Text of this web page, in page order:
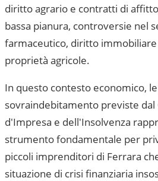
diritto agrario e contratti di
bassa pianura, controversie nel
farmaceutico, diritto immobiliare
proprietà agricole.
In questo contesto economico,
sovraindebitamento previste dal
d'Impresa e dell'Insolvenza
strumento fondamentale per
piccoli imprenditori di Ferrara
situazione di crisi finanziaria